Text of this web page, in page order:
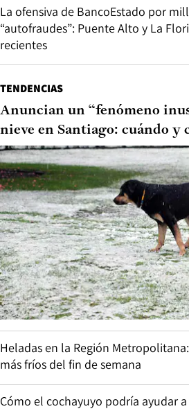
La ofensiva de BancoEstado por
“autofraudes”: Puente Alto y La
recientes
TENDENCIAS
Anuncian un “fenómeno
nieve en Santiago: cuándo y
Heladas en la Región
más fríos del fin de semana
Cómo el cochayuyo podría ayudar